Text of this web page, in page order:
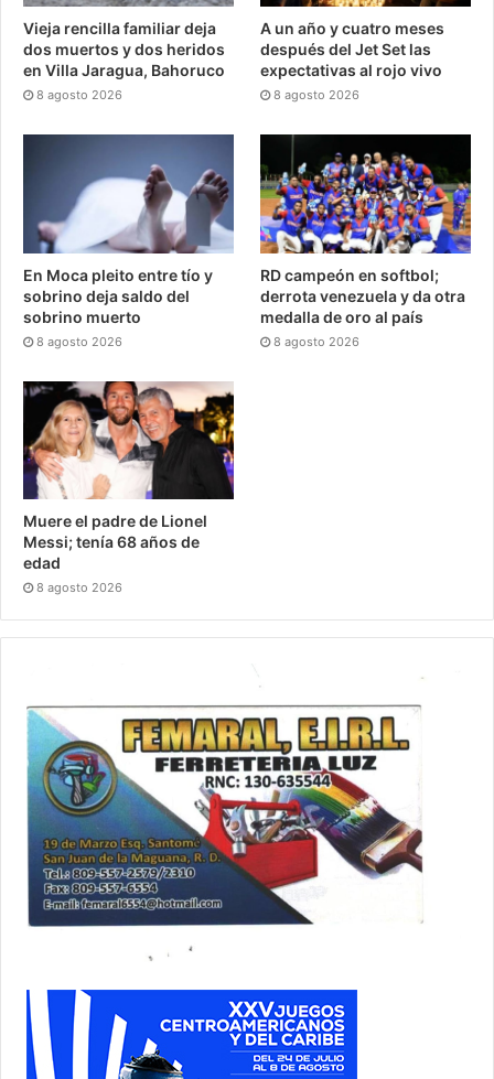
Vieja rencilla familiar deja
dos muertos y dos heridos
en Villa Jaragua, Bahoruco
8 agosto 2026
A un año y cuatro meses
después del Jet Set las
expectativas al rojo vivo
8 agosto 2026
En Moca pleito entre tío y
sobrino deja saldo del
sobrino muerto
8 agosto 2026
RD campeón en softbol;
derrota venezuela y da otra
medalla de oro al país
8 agosto 2026
Muere el padre de Lionel
Messi; tenía 68 años de
edad
8 agosto 2026